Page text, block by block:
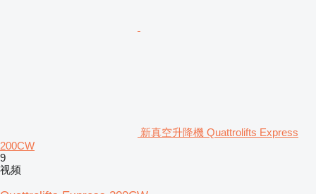
新真空升降機 Quattrolifts Express
200CW
9
视频